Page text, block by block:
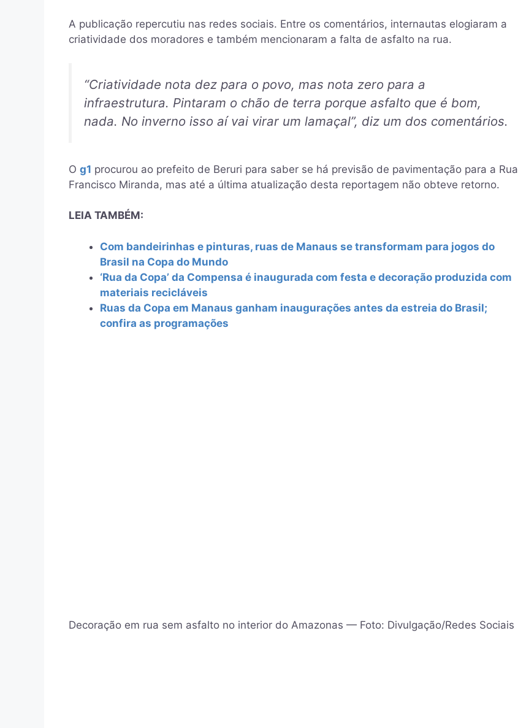
A publicação repercutiu nas redes sociais. Entre os comentários, internautas elogiaram a
criatividade dos moradores e também mencionaram a falta de asfalto na rua.
“Criatividade nota dez para o povo, mas nota zero para a
infraestrutura. Pintaram o chão de terra porque asfalto que é bom,
nada. No inverno isso aí vai virar um lamaçal”, diz um dos comentários.
O g1 procurou ao prefeito de Beruri para saber se há previsão de pavimentação para a Rua
Francisco Miranda, mas até a última atualização desta reportagem não obteve retorno.
LEIA TAMBÉM:
Com bandeirinhas e pinturas, ruas de Manaus se transformam para jogos do
Brasil na Copa do Mundo
‘Rua da Copa’ da Compensa é inaugurada com festa e decoração produzida com
materiais recicláveis
Ruas da Copa em Manaus ganham inaugurações antes da estreia do Brasil;
confira as programações
Decoração em rua sem asfalto no interior do Amazonas — Foto: Divulgação/Redes Sociais